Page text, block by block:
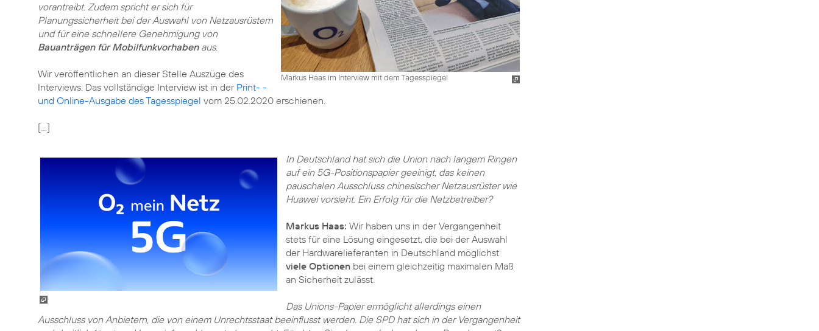
Markus Haas im Interview mit dem Tagesspiegel
vorantreibt. Zudem spricht er sich für
Planungssicherheit bei der Auswahl von Netzausrüstern
und für eine schnellere Genehmigung von
Bauanträgen für Mobilfunkvorhabenaus.
Wir veröffentlichen an dieser Stelle Auszüge des
Interviews. Das vollständige Interview ist in der Print- -
und Online-Ausgabe des Tagesspiegel vom 25.02.2020 erschienen.
[…]
In Deutschland hat sich die Union nach langem Ringen
auf ein 5G-Positionspapier geeinigt, das keinen
pauschalen Ausschluss chinesischer Netzausrüster wie
Huawei vorsieht. Ein Erfolg für die Netzbetreiber?
Markus Haas: Wir haben uns in der Vergangenheit
stets für eine Lösung eingesetzt, die bei der Auswahl
der Hardwarelieferanten in Deutschland möglichst
viele Optionenbei einem gleichzeitig maximalen Maß
an Sicherheit zulässt.
Das Unions-Papier ermöglicht allerdings einen
Ausschluss von Anbietern, die von einem Unrechtsstaat beeinflusst werden. Die SPD hat sich in der Vergangenheit